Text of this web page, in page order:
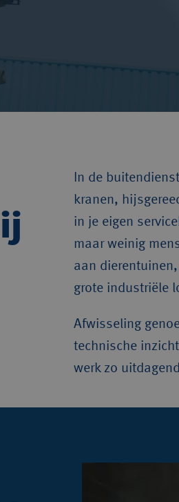
In de
kranen,
in je eigen
maar weinig
aan
grote industriële
Afwisseling
technische
werk zo